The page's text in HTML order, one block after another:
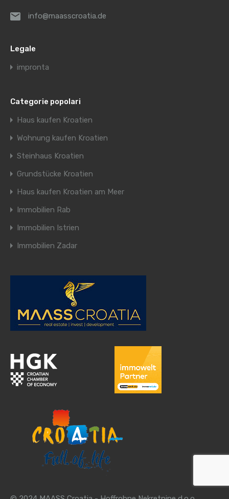
info@maasscroatia.de
Legale
impronta
Categorie popolari
Haus kaufen Kroatien
Wohnung kaufen Kroatien
Steinhaus Kroatien
Grundstücke Kroatien
Haus kaufen Kroatien am Meer
Immobilien Rab
Immobilien Istrien
Immobilien Zadar